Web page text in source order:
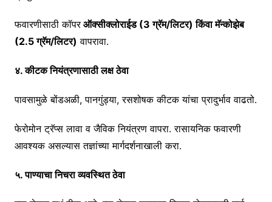
फवारणीसाठी कॉपरऑक्सीक्लोराईड (3 ग्रॅम/लिटर) किंवा मॅन्कोझेब
(2.5 ग्रॅम/लिटर) वापरावा.
४. कीटक नियंत्रणासाठी लक्ष ठेवा
पावसामुळे बोंडअळी, पानगुंड्या, रसशोषक कीटक यांचा प्रादुर्भाव वाढतो.
फेरोमोन ट्रॅप्स लावा व जैविक नियंत्रण वापरा. रासायनिक फवारणी
आवश्यक असल्यास तज्ञांच्या मार्गदर्शनाखाली करा.
५. पाण्याचा निचरा व्यवस्थित ठेवा